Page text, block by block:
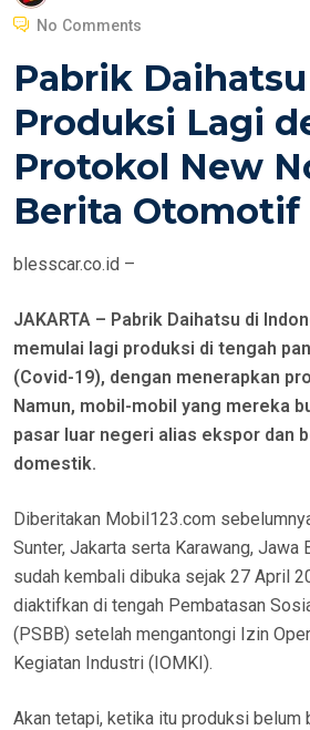
T
D
O
No Comments
Pabrik
Produksi Lagi
Protokol New
Berita Otomotif
blesscar.co.id –
JAKARTA – Pabrik Daihatsu di
memulai lagi produksi di tengah
(Covid-19), dengan menerapkan
Namun, mobil-mobil yang mereka
pasar luar negeri alias ekspor dan
domestik.
Diberitakan Mobil123.com
Sunter, Jakarta serta Karawang, Jawa
sudah kembali dibuka sejak 27 April
diaktifkan di tengah Pembatasan
(PSBB) setelah mengantongi Izin
Kegiatan Industri (IOMKI).
Akan tetapi, ketika itu produksi belum